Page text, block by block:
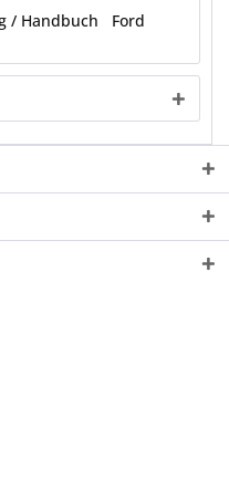
/ Handbuch Ford